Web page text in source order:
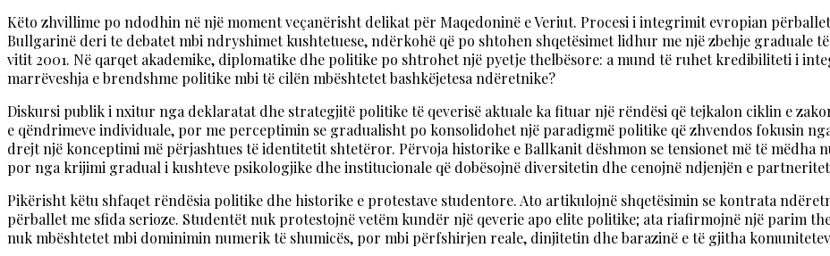
Këto zhvillime po ndodhin në një moment veçanërisht delikat për Maqedoninë e Veriut. Procesi i integrimit evropian
Bullgarinë deri te debatet mbi ndryshimet kushtetuese, ndërkohë që po shtohen shqetësimet lidhur me një zbehje graduale
vitit 2001. Në qarqet akademike, diplomatike dhe politike po shtrohet një pyetje thelbësore: a mund të ruhet kredibiliteti i
marrëveshja e brendshme politike mbi të cilën mbështetet bashkëjetesa ndëretnike?
Diskursi publik i nxitur nga deklaratat dhe strategjitë politike të qeverisë aktuale ka fituar një rëndësi që tejkalon ciklin e
e qëndrimeve individuale, por me perceptimin se gradualisht po konsolidohet një paradigmë politike që zhvendos fokusin
drejt një konceptimi më përjashtues të identitetit shtetëror. Përvoja historike e Ballkanit dëshmon se tensionet më të
por nga krijimi gradual i kushteve psikologjike dhe institucionale që dobësojnë diversitetin dhe cenojnë ndjenjën e
Pikërisht këtu shfaqet rëndësia politike dhe historike e protestave studentore. Ato artikulojnë shqetësimin se kontrata
përballet me sfida serioze. Studentët nuk protestojnë vetëm kundër një qeverie apo elite politike; ata riafirmojnë një parim
nuk mbështetet mbi dominimin numerik të shumicës, por mbi përfshirjen reale, dinjitetin dhe barazinë e të gjitha